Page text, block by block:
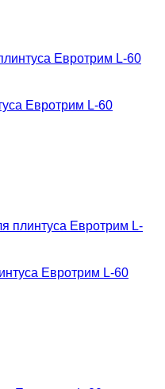
Евротрим L-60
Евротрим L-60